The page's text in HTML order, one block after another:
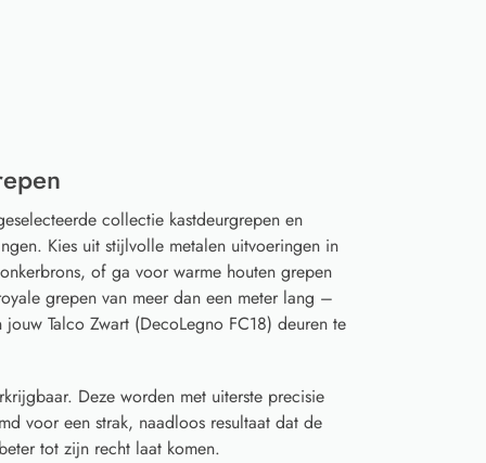
collectie kastdeurgrepen en
Kies uit stijlvolle metalen uitvoeringen in
of ga voor warme houten grepen
grepen van meer dan een meter lang –
Talco Zwart (DecoLegno FC18) deuren te
Deze worden met uiterste precisie
voor een strak, naadloos resultaat dat de
tot zijn recht laat komen.